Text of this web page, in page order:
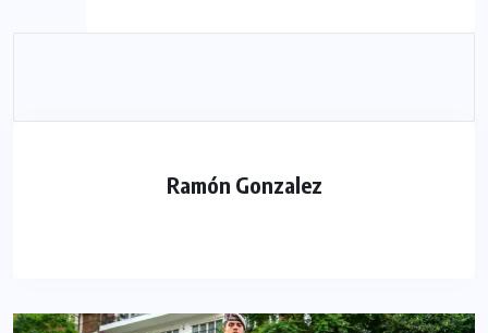
Ramón Gonzalez